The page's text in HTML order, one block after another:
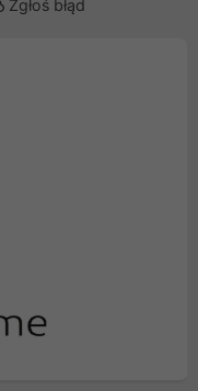
Zgłoś błąd